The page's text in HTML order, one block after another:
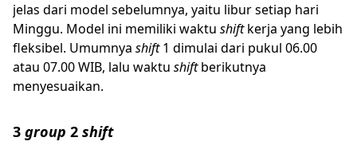
jelas dari model sebelumnya, yaitu libur setiap hari
Minggu. Model ini memiliki waktu shiftkerja yang lebih
fleksibel. Umumnya shift1 dimulai dari pukul 06.00
atau 07.00 WIB, lalu waktu shiftberikutnya
menyesuaikan.
3 group 2 shift